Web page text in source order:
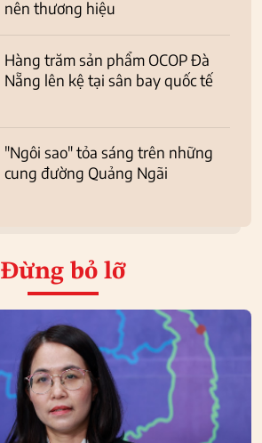
nên thương hiệu
Hàng trăm sản phẩm OCOP Đà
Nẵng lên kệ tại sân bay quốc tế
"Ngôi sao" tỏa sáng trên những
cung đường Quảng Ngãi
Đừng bỏ lỡ